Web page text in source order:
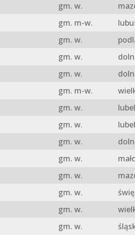
gm. w.
gm. m-w.
gm. w.
gm. w.
gm. w.
gm. m-w.
gm. w.
gm. w.
gm. w.
gm. w.
gm. w.
gm. w.
gm. w.
gm. w.